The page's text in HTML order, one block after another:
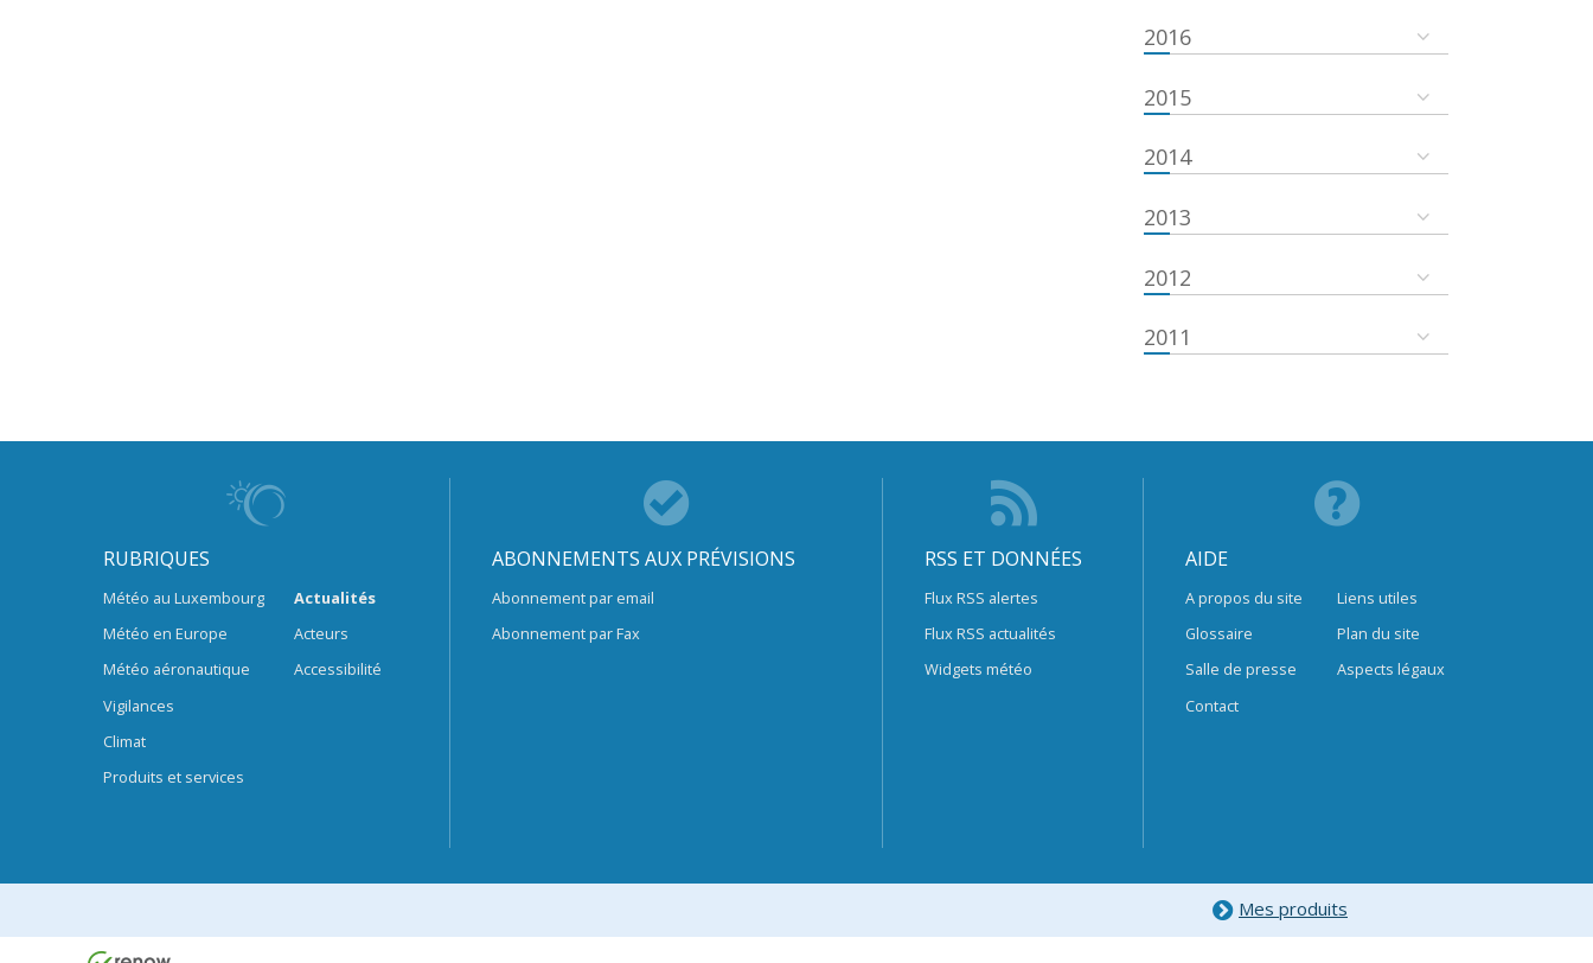
2016
2015
2014
2013
2012
2011
RUBRIQUES
Météo au Luxembourg
Météo en Europe
Météo aéronautique
Vigilances
Climat
Produits et services
Actualités
Acteurs
Accessibilité
ABONNEMENTS AUX PRÉVISIONS
Abonnement par email
Abonnement par Fax
RSS ET DONNÉES
Flux RSS alertes
Flux RSS actualités
Widgets météo
AIDE
A propos du site
Glossaire
Salle de presse
Contact
Liens utiles
Plan du site
Aspects légaux
Mes produits